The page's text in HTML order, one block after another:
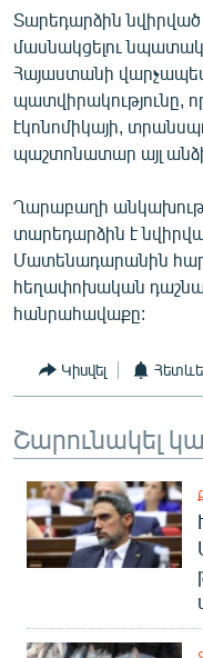
Տարեդարձին նվիրված
մասնակցելու
Հայաստանի
պատվիրակությունը,
էկոնոմիկայի,
պաշտոնատար այլ
Ղարաբաղի
տարեդարձին է
Մատենադարանին
հեղափոխական
հանրահավաքը:
Կիսվել
Շարունակել